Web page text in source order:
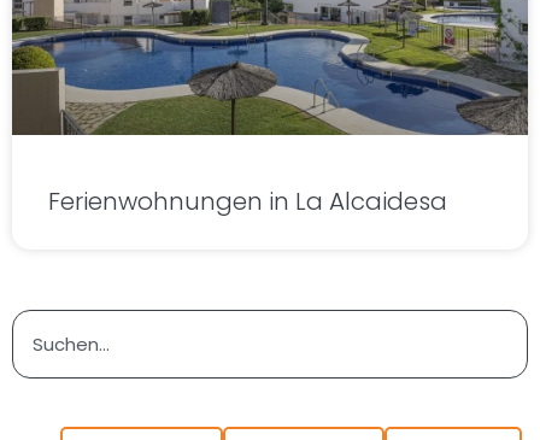
Ferienwohnungen in La Alcaidesa